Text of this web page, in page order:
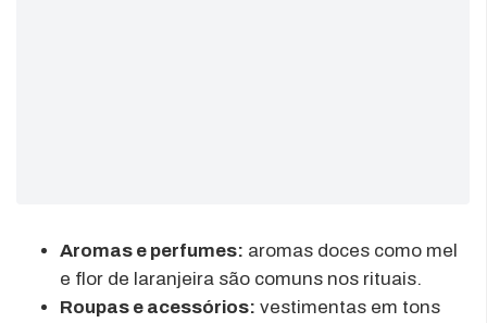
Aromas e perfumes: aromas doces como mel
e flor de laranjeira são comuns nos rituais.
Roupas e acessórios: vestimentas em tons